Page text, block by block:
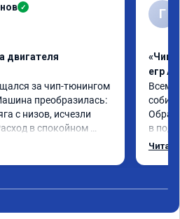
✓
двигателя
за чип-тюнингом
преобразилась:
с низов, исчезли
в спокойном
Все сделали
Г
«Чип
егр
Всем
в